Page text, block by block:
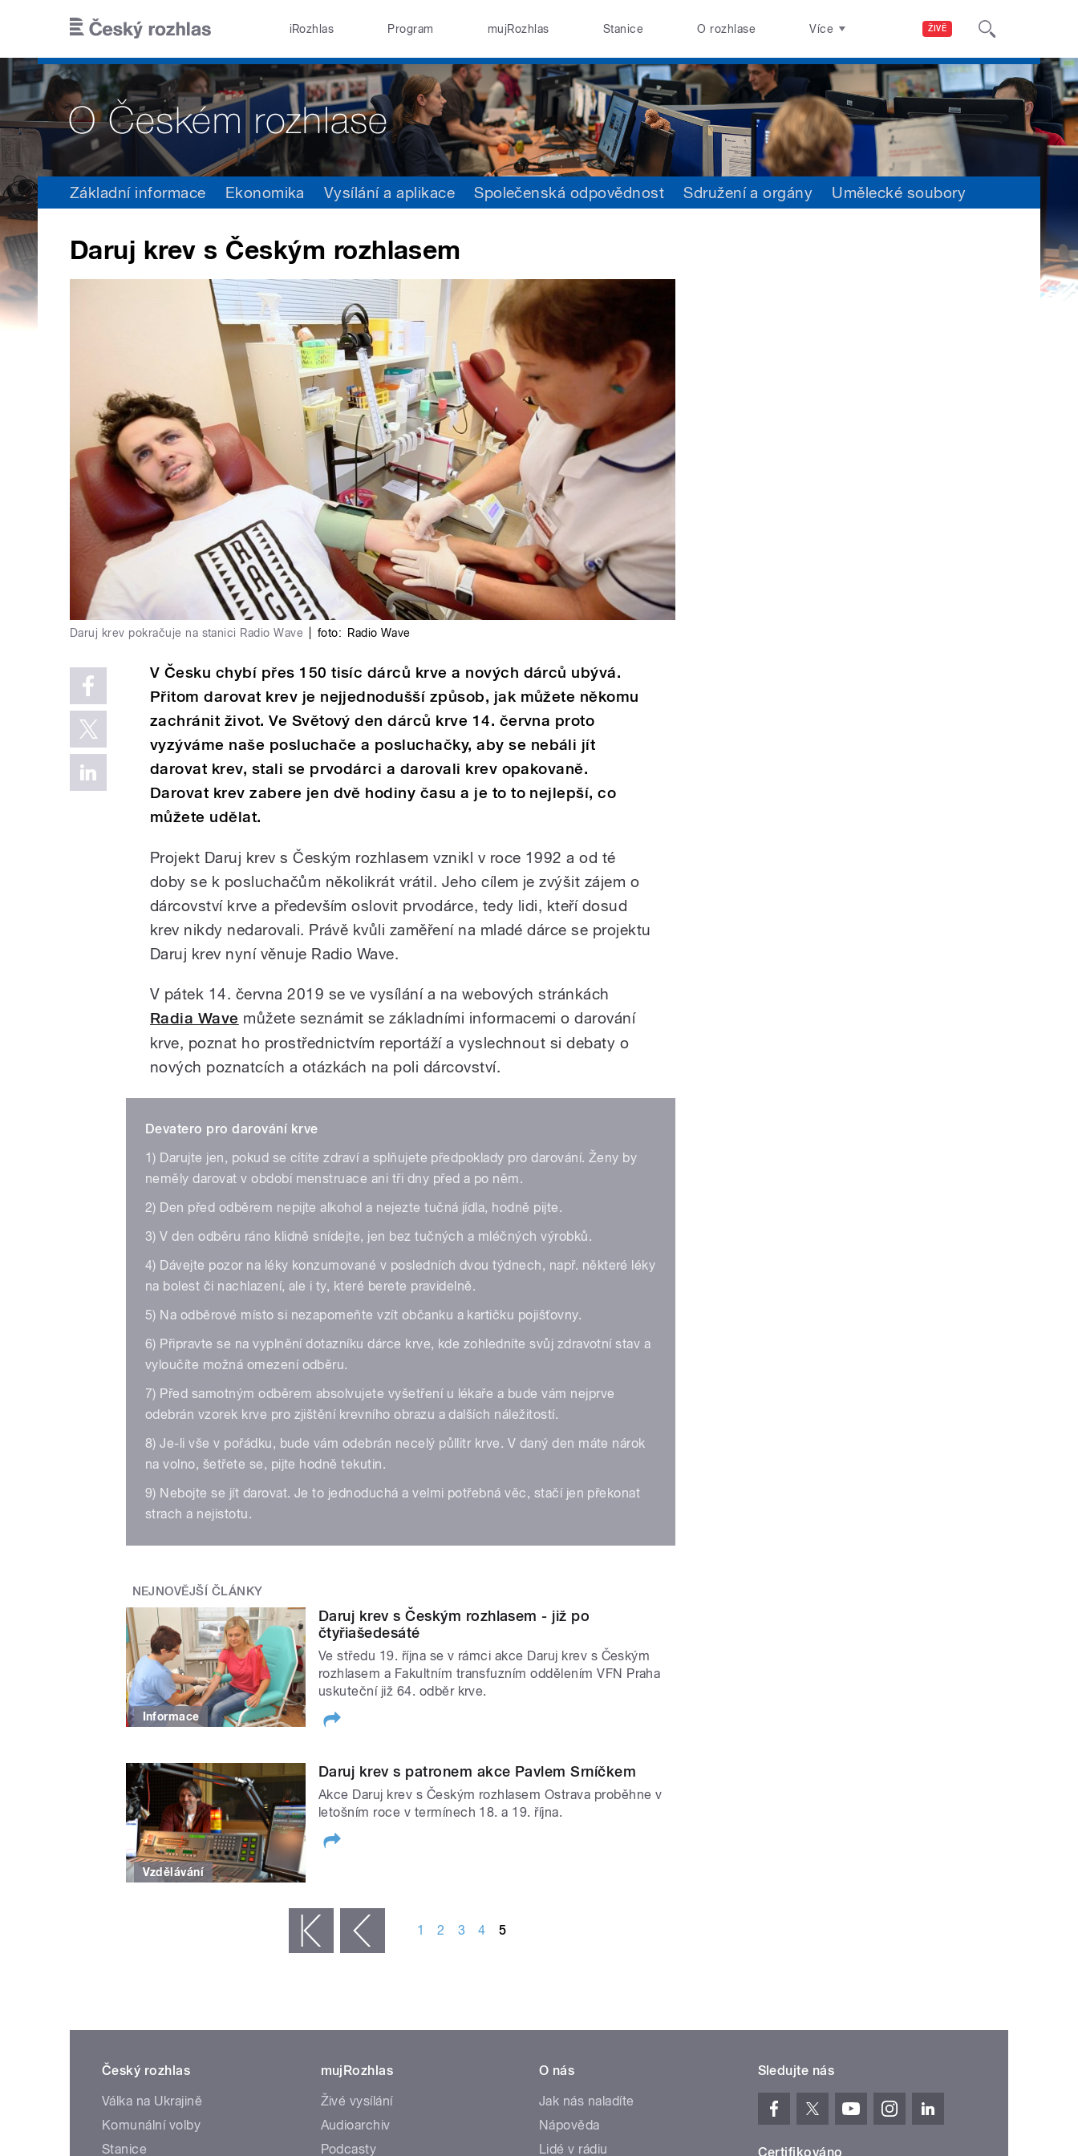
ŽIVĚ
iRozhlas Program mujRozhlas Stanice O rozhlase Více
Základní informace Ekonomika Vysílání a aplikace Společenská odpovědnost Sdružení a orgány Umělecké soubory
Daruj krev s Českým rozhlasem
Daruj krev pokračuje na stanici Radio Wave foto: Radio Wave
V Česku chybí přes 150 tisíc dárců krve a nových dárců ubývá.
Přitom darovat krev je nejjednodušší způsob, jak můžete někomu
zachránit život. Ve Světový den dárců krve 14. června proto
vyzýváme naše posluchače a posluchačky, aby se nebáli jít
darovat krev, stali se prvodárci a darovali krev opakovaně.
Darovat krev zabere jen dvě hodiny času a je to to nejlepší, co
můžete udělat.
Projekt Daruj krev s Českým rozhlasem vznikl v roce 1992 a od té
doby se k posluchačům několikrát vrátil. Jeho cílem je zvýšit zájem o
dárcovství krve a především oslovit prvodárce, tedy lidi, kteří dosud
krev nikdy nedarovali. Právě kvůli zaměření na mladé dárce se projektu
Daruj krev nyní věnuje Radio Wave.
V pátek 14. června 2019 se ve vysílání a na webových stránkách
Radia Wave můžete seznámit se základními informacemi o darování
krve, poznat ho prostřednictvím reportáží a vyslechnout si debaty o
nových poznatcích a otázkách na poli dárcovství.
Devatero pro darování krve
1) Darujte jen, pokud se cítíte zdraví a splňujete předpoklady pro darování. Ženy by
neměly darovat v období menstruace ani tři dny před a po něm.
2) Den před odběrem nepijte alkohol a nejezte tučná jídla, hodně pijte.
3) V den odběru ráno klidně snídejte, jen bez tučných a mléčných výrobků.
4) Dávejte pozor na léky konzumované v posledních dvou týdnech, např. některé léky
na bolest či nachlazení, ale i ty, které berete pravidelně.
5) Na odběrové místo si nezapomeňte vzít občanku a kartičku pojišťovny.
6) Připravte se na vyplnění dotazníku dárce krve, kde zohledníte svůj zdravotní stav a
vyloučíte možná omezení odběru.
7) Před samotným odběrem absolvujete vyšetření u lékaře a bude vám nejprve
odebrán vzorek krve pro zjištění krevního obrazu a dalších náležitostí.
8) Je-li vše v pořádku, bude vám odebrán necelý půllitr krve. V daný den máte nárok
na volno, šetřete se, pijte hodně tekutin.
9) Nebojte se jít darovat. Je to jednoduchá a velmi potřebná věc, stačí jen překonat
strach a nejistotu.
NEJNOVĚJŠÍ ČLÁNKY
Informace
Daruj krev s Českým rozhlasem - již po
čtyřiašedesáté
Ve středu 19. října se v rámci akce Daruj krev s Českým
rozhlasem a Fakultním transfuzním oddělením VFN Praha
uskuteční již 64. odběr krve.
Vzdělávání
Daruj krev s patronem akce Pavlem Srníčkem
Akce Daruj krev s Českým rozhlasem Ostrava proběhne v
letošním roce v termínech 18. a 19. října.
‹ předchozí 1 2 3 4 5
Český rozhlas
Válka na Ukrajině
Komunální volby
Stanice
mujRozhlas
Živé vysílání
Audioarchiv
Podcasty
O nás
Jak nás naladíte
Nápověda
Lidé v rádiu
Sledujte nás
Certifikováno